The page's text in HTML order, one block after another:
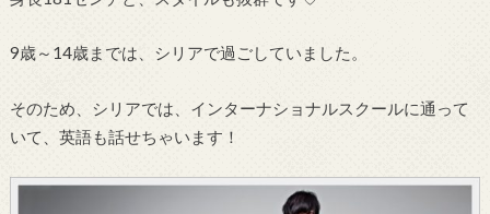
9歳～14歳までは、シリアで過ごしていました。
そのため、シリアでは、インターナショナルスクールに通って
いて、英語も話せちゃいます！